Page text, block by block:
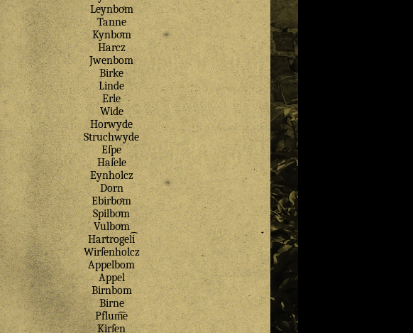
Leynboͤm
Tanne
Kynboͤm
Harcz
Jwenbom
Birke
Linde
Erle
Wide
Horwyde
Struchwyde
Eſpe
Haſele
Eynholcz
Dorn
Ebirboͤm
Spilboͤm
Vulboͤm
Hartrogel͡i
Wirſenholcz
Appelbom
Appel
Birnbom
Birne
Pflum͡e
Kirſen